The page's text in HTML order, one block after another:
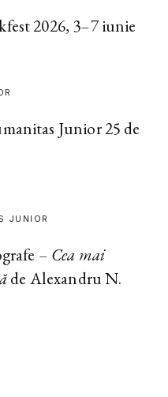
2026, 3–7 iunie
Junior 25 de
JUNIOR
– Cea mai
de Alexandru N.